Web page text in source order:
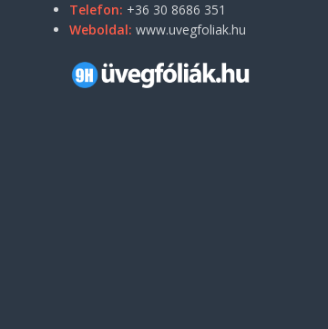
Telefon: +36 30 8686 351
Weboldal: www.uvegfoliak.hu